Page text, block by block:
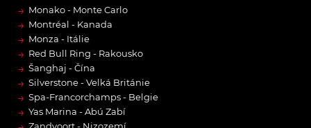
→ Monako - Monte Carlo
→ Montréal - Kanada
→ Monza - Itálie
→ Red Bull Ring - Rakousko
→ Šanghaj - Čína
→ Silverstone - Velká Británie
→ Spa-Francorchamps - Belgie
→ Yas Marina - Abú Zabí
Zandvoort - Nizozemí